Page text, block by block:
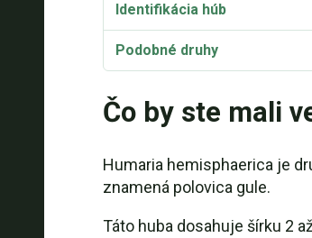
Identifikácia húb
Podobné druhy
Čo by ste mali
Humaria hemisphaerica je
znamená polovica gule.
Táto huba dosahuje šírku 2